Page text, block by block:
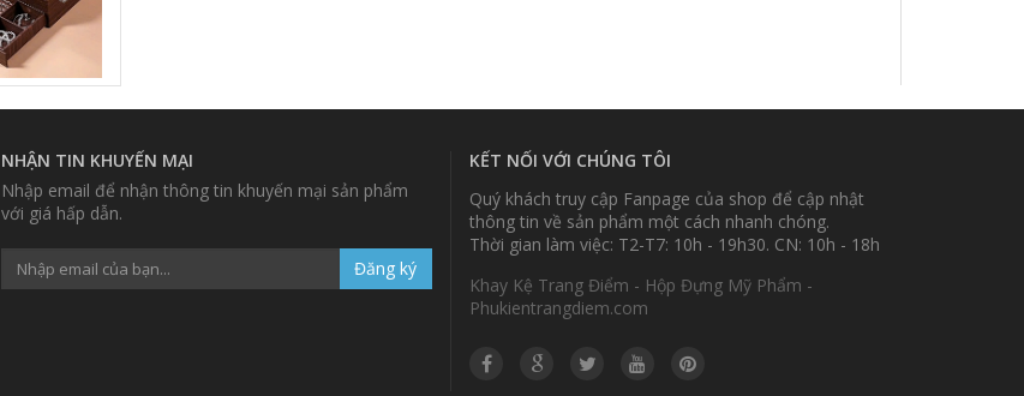
NHẬN TIN KHUYẾN MẠI
Nhập email để nhận thông tin khuyến mại sản phẩm
với giá hấp dẫn.
Đăng ký
KẾT NỐI VỚI CHÚNG TÔI
Quý khách truy cập Fanpage của shop để cập nhật
thông tin về sản phẩm một cách nhanh chóng.
Thời gian làm việc: T2-T7: 10h - 19h30. CN: 10h - 18h
Khay Kệ Trang Điểm - Hộp Đựng Mỹ Phẩm -
Phukientrangdiem.com